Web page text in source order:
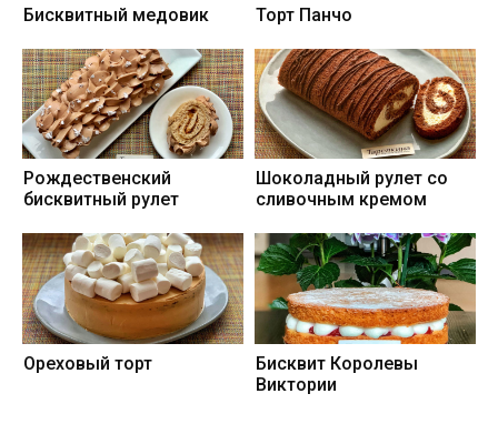
Бисквитный медовик Торт Панчо
Рождественский
бисквитный рулет
Шоколадный рулет со
сливочным кремом
Ореховый торт
Бисквит Королевы
Виктории